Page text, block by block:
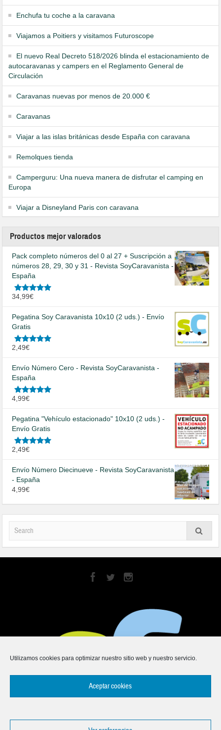
Utilizamos cookies para optimizar nuestro sitio web y nuestro servicio.
Aceptar cookies
Enchufa tu coche a la caravana
Viajamos a Poitiers y visitamos Futuroscope
El nuevo Real Decreto 518/2026 blinda el estacionamiento de
autocaravanas y campers en el Reglamento General de
Circulación
Caravanas nuevas por menos de 20.000 €
Caravanas
Viajar a las islas británicas desde España con caravana
Remolques tienda
Camperguru: Una nueva manera de disfrutar el camping en
Europa
Viajar a Disneyland Paris con caravana
Productos mejor valorados
Pack completo números del 0 al 27 + Suscripción a
números 28, 29, 30 y 31 - Revista SoyCaravanista -
España
Valorado
34,99€
Pegatina Soy Caravanista 10x10 (2 uds.) - Envío
Gratis
Valorado
2,49€
Envío Número Cero - Revista SoyCaravanista -
España
Valorado
4,99€
Pegatina "Vehículo estacionado" 10x10 (2 uds.) -
Envío Gratis
Valorado
2,49€
Envío Número Diecinueve - Revista SoyCaravanista
- España
4,99€